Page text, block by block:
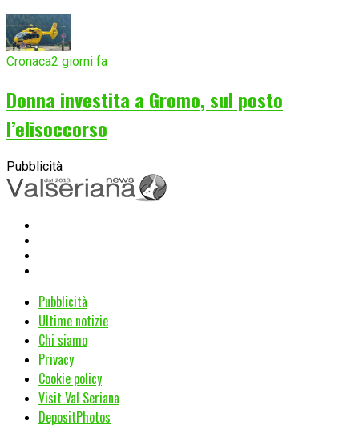
Cronaca2 giorni fa
Donna investita a Gromo, sul posto
l’elisoccorso
Pubblicità
Pubblicità
Ultime notizie
Chi siamo
Privacy
Cookie policy
Visit Val Seriana
DepositPhotos